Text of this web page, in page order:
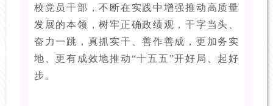
校党员干部，不断在实践中增强推动高质量
发展的本领，树牢正确政绩观，干字当头、
奋力一跳，真抓实干、善作善成，更加务实
地、更有成效地推动“十五五”开好局、起好
步。